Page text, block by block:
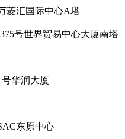
菱汇国际中心A塔
号世界贸易中心大厦南塔
号华润大厦
东原中心